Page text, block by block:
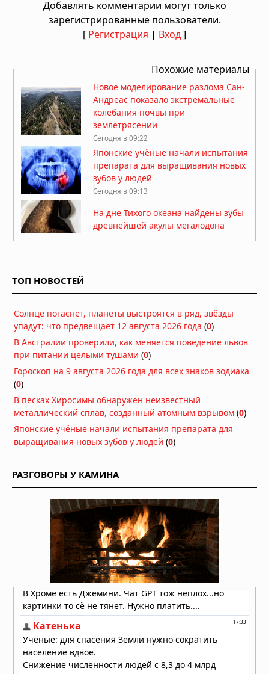
Добавлять комментарии могут только
зарегистрированные пользователи.
[ Регистрация | Вход]
Похожие материалы
Новое моделирование разлома Сан-
Андреас показало экстремальные
колебания почвы при
землетрясении
Сегодня в 09:22
Японские учёные начали испытания
препарата для выращивания новых
зубов у людей
Сегодня в 09:13
На дне Тихого океана найдены зубы
древнейшей акулы мегалодона
Сегодня в 08:30
В песках Хиросимы обнаружен
неизвестный металлический сплав,
созданный атомным взрывом
Сегодня в 07:00
Неведомый поворот: ядро Земли
изменило направление под Тихим
Вчера в 10:06
Искусственный интеллект написал
геном вируса — и он заработал
Вопреки мифам: мужское либидо
07.08.2026 в 07:00
Гипотеза живого космоса: Вселенная
может быть разумной
06.08.2026 в 09:18
ДНК ребёнка может предсказать
развод родителей
06.08.2026 в 09:13
ТОП НОВОСТЕЙ
Солнце погаснет, планеты выстроятся в ряд, звёзды
упадут: что предвещает 12 августа 2026 года (0)
В Австралии проверили, как меняется поведение львов
при питании целыми тушами (0)
Гороскоп на 9 августа 2026 года для всех знаков зодиака
(0)
В песках Хиросимы обнаружен неизвестный
металлический сплав, созданный атомным взрывом (0)
Японские учёные начали испытания препарата для
выращивания новых зубов у людей (0)
РАЗГОВОРЫ У КАМИНА